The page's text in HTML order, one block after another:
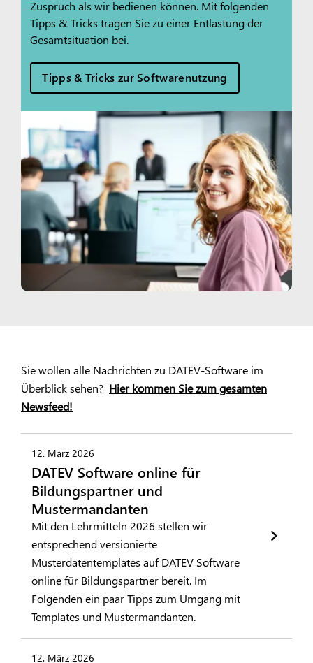
Zuspruch als wir bedienen können. Mit folgenden
Tipps & Tricks tragen Sie zu einer Entlastung der
Gesamtsituation bei.
Tipps & Tricks zur Softwarenutzung
Sie wollen alle Nachrichten zu DATEV-Software im
Überblick sehen? Hier kommen Sie zum gesamten
Newsfeed!
12. März 2026
DATEV Software online für
Bildungspartner und
Mustermandanten
Mit den Lehrmitteln 2026 stellen wir
entsprechend versionierte
Musterdatentemplates auf DATEV Software
online für Bildungspartner bereit. Im
Folgenden ein paar Tipps zum Umgang mit
Templates und Mustermandanten.
12. März 2026